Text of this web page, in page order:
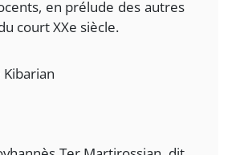
en prélude des autres
court XXe siècle.
Kibarian